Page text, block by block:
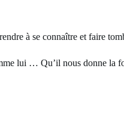
à se connaître et faire
lui … Qu’il nous donne la